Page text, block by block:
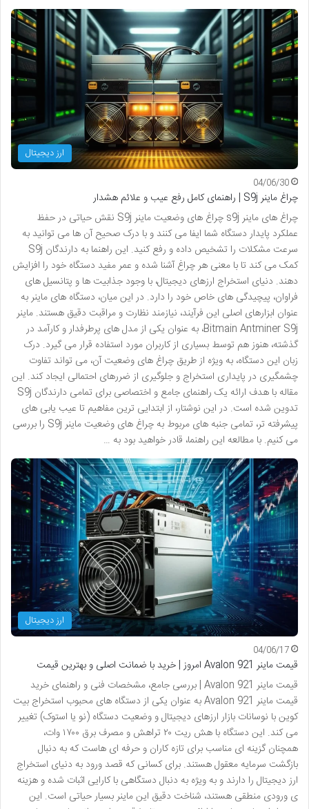
ارز دیجیتال
04/06/30
چراغ ماینر S9j | راهنمای کامل رفع عیب و علائم هشدار
چراغ های ماینر s9j چراغ های وضعیت ماینر S9j نقش حیاتی در حفظ
عملکرد پایدار دستگاه شما ایفا می کنند و با درک صحیح آن ها می توانید به
سرعت مشکلات را تشخیص داده و رفع کنید. این راهنما به دارندگان S9j
کمک می کند تا با معنی هر چراغ آشنا شده و عمر مفید دستگاه خود را افزایش
دهند. دنیای استخراج ارزهای دیجیتال، با وجود جذابیت ها و پتانسیل های
فراوان، پیچیدگی های خاص خود را دارد. در این میان، دستگاه های ماینر به
عنوان ابزارهای اصلی این فرآیند، نیازمند نظارت و مراقبت دقیق هستند. ماینر
Bitmain Antminer S9j، به عنوان یکی از مدل های پرطرفدار و کارآمد در
گذشته، هنوز هم توسط بسیاری از کاربران مورد استفاده قرار می گیرد. درک
زبان این دستگاه، به ویژه از طریق چراغ های وضعیت آن، می تواند تفاوت
چشمگیری در پایداری استخراج و جلوگیری از ضررهای احتمالی ایجاد کند. این
مقاله با هدف ارائه یک راهنمای جامع و اختصاصی برای تمامی دارندگان S9j
تدوین شده است. در این نوشتار، از ابتدایی ترین مفاهیم تا عیب یابی های
پیشرفته تر، تمامی جنبه های مربوط به چراغ های وضعیت ماینر S9j را بررسی
می کنیم. با مطالعه این راهنما، قادر خواهید بود به …
ارز دیجیتال
04/06/17
قیمت ماینر Avalon 921 امروز | خرید با ضمانت اصلی و بهترین قیمت
قیمت ماینر Avalon 921 | بررسی جامع، مشخصات فنی و راهنمای خرید
قیمت ماینر Avalon 921 به عنوان یکی از دستگاه های محبوب استخراج بیت
کوین با نوسانات بازار ارزهای دیجیتال و وضعیت دستگاه (نو یا استوک) تغییر
می کند. این دستگاه با هش ریت ۲۰ تراهش و مصرف برق ۱۷۰۰ وات،
همچنان گزینه ای مناسب برای تازه کاران و حرفه ای هاست که به دنبال
بازگشت سرمایه معقول هستند. برای کسانی که قصد ورود به دنیای استخراج
ارز دیجیتال را دارند و به ویژه به دنبال دستگاهی با کارایی اثبات شده و هزینه
ی ورودی منطقی هستند، شناخت دقیق این ماینر بسیار حیاتی است. این